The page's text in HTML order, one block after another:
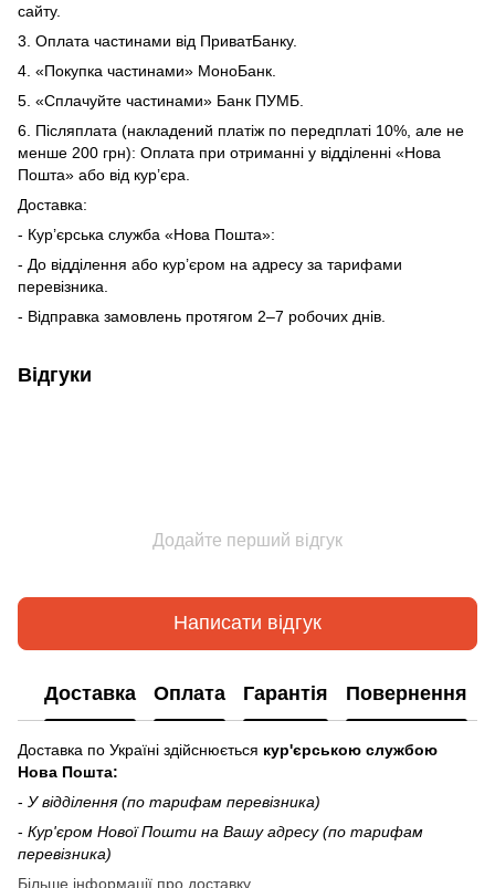
сайту.
3. Оплата частинами від ПриватБанку.
4. «Покупка частинами» МоноБанк.
5. «Сплачуйте частинами» Банк ПУМБ.
6. Післяплата (накладений платіж по передплаті 10%, але не
менше 200 грн): Оплата при отриманні у відділенні «Нова
Пошта» або від кур’єра.
Доставка:
- Кур’єрська служба «Нова Пошта»:
- До відділення або кур’єром на адресу за тарифами
перевізника.
- Відправка замовлень протягом 2–7 робочих днів.
Відгуки
Додайте перший відгук
Написати відгук
Доставка Оплата Гарантія Повернення
Доставка по Україні здійснюється кур'єрською службою
Нова Пошта:
- У відділення (по тарифам перевізника)
- Кур'єром Нової Пошти на Вашу адресу (по тарифам
перевізника)
Більше інформації про доставку